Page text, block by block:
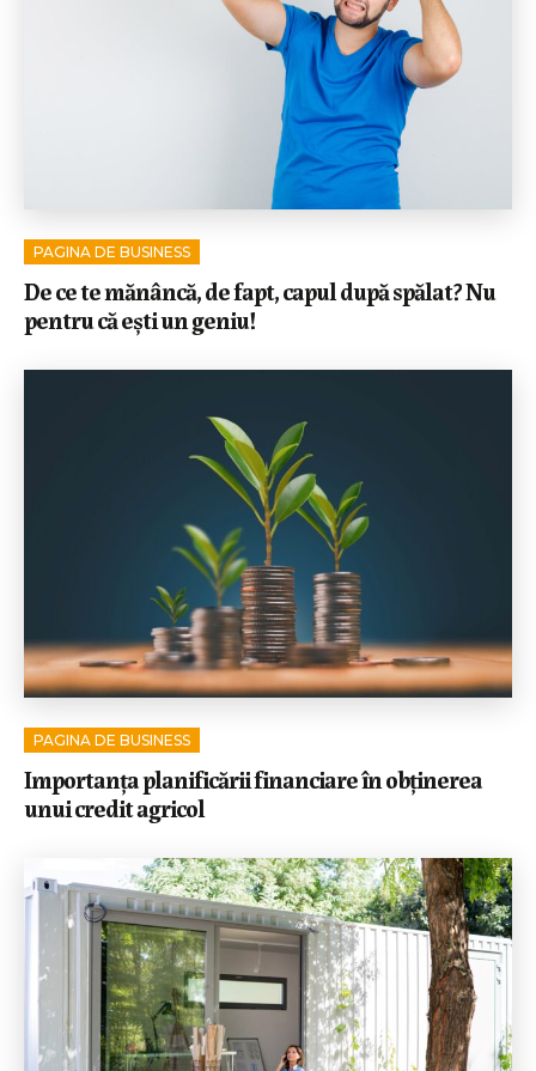
PAGINA DE BUSINESS
De ce te mănâncă, de fapt, capul după spălat? Nu
pentru că ești un geniu!
PAGINA DE BUSINESS
Importanța planificării financiare în obținerea
unui credit agricol